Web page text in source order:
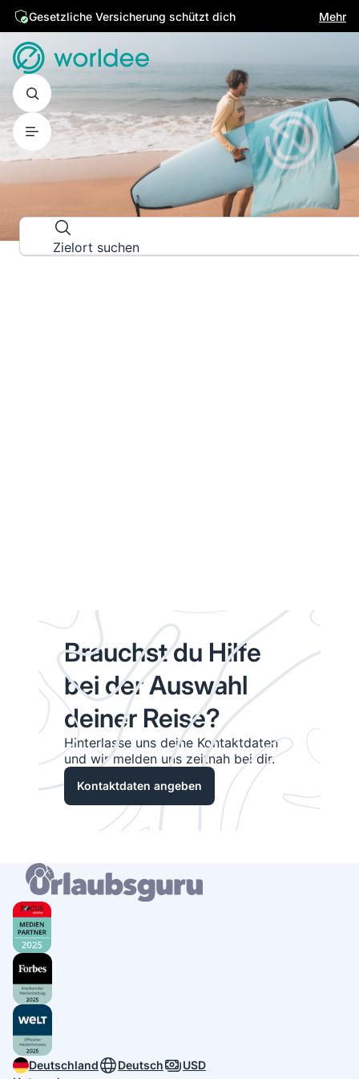
Gesetzliche Versicherung schützt dich Mehr
REISEFÜHRER ZU REISEZIELEN
Erkunde die Welt in ihrer
Zielort suchen
Brauchst du Hilfe
bei der Auswahl
deiner Reise?
Hinterlasse uns deine Kontaktdaten
und wir melden uns zeitnah bei dir.
Kontaktdaten angeben
Deutschland Deutsch
USD